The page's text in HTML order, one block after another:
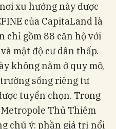
xu hướng này được
của CapitaLand là
chỉ gồm 88 căn hộ với
mật độ cư dân thấp.
không nằm ở quy mô,
sống riêng tư
tuyển chọn. Trong
Thủ Thiêm
chú ý: phần giá trị nổi